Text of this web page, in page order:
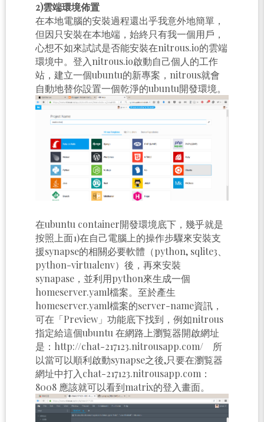
2)雲端環境佈置
在本地電腦的安裝過程還出乎我意外地簡單，
但因只安裝在本地端，始終只有我一個用戶，
心想不如來試試是否能安裝在nitrous.io的雲端
環境中。登入nitrous.io啟動自己個人的工作
站，建立一個ubuntu的新專案，nitrous就會
自動地替你設置一個乾淨的ubuntu開發環境。
在ubuntu container開發環境底下，幾乎就是
按照上面1)在自己電腦上的操作步驟來安裝支
援synapse的相關必要軟體（python, sqlite3、
python-virtualenv）後，再來安裝
synapase，並利用python來生成一個
homeserver.yaml檔案。至於產生
homeserver.yaml檔案的server-name資訊，
可在「Preview」功能底下找到，例如nitrous
指定給這個ubuntu 在網路上瀏覧器開啟網址
是：http://chat-217123.nitrousapp.com/ 所
以當可以順利啟動synapse之後,只要在瀏覧器
網址中打入chat-217123.nitrousapp.com：
8008 應該就可以看到matrix的登入畫面。